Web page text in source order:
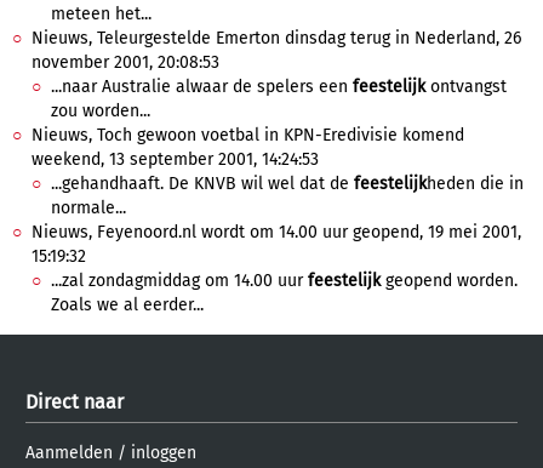
meteen het...
Nieuws, Teleurgestelde Emerton dinsdag terug in Nederland, 26
november 2001, 20:08:53
...naar Australie alwaar de spelers een feestelijkontvangst
zou worden...
Nieuws, Toch gewoon voetbal in KPN-Eredivisie komend
weekend, 13 september 2001, 14:24:53
...gehandhaaft. De KNVB wil wel dat de feestelijkheden die in
normale...
Nieuws, Feyenoord.nl wordt om 14.00 uur geopend, 19 mei 2001,
15:19:32
...zal zondagmiddag om 14.00 uurfeestelijkgeopend worden.
Zoals we al eerder...
Direct naar
Aanmelden / inloggen